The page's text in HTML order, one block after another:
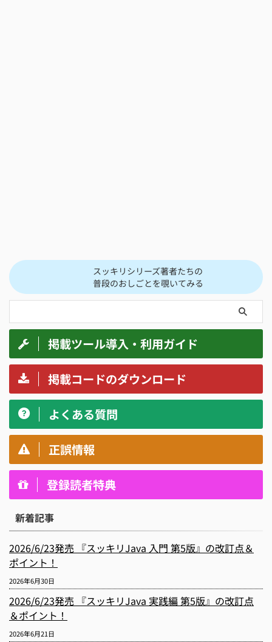
スッキリシリーズ著者たちの
普段のおしごとを覗いてみる
掲載ツール導入・利用ガイド
掲載コードのダウンロード
よくある質問
正誤情報
登録読者特典
新着記事
2026/6/23発売 『スッキリJava 入門 第5版』の改訂点＆
ポイント！
2026年6月30日
2026/6/23発売 『スッキリJava 実践編 第5版』の改訂点
＆ポイント！
2026年6月21日